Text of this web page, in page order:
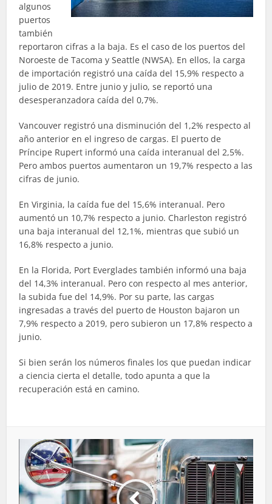
algunos
puertos
también
reportaron cifras a la baja. Es el caso de los puertos del
Noroeste de Tacoma y Seattle (NWSA). En ellos, la carga
de importación registró una caída del 15,9% respecto a
julio de 2019. Entre junio y julio, se reportó una
desesperanzadora caída del 0,7%.
Vancouver registró una disminución del 1,2% respecto al
año anterior en el ingreso de cargas. El puerto de
Príncipe Rupert informó una caída interanual del 2,5%.
Pero ambos puertos aumentaron un 19,7% respecto a las
cifras de junio.
En Virginia, la caída fue del 15,6% interanual. Pero
aumentó un 10,7% respecto a junio. Charleston registró
una baja interanual del 12,1%, mientras que subió un
16,8% respecto a junio.
En la Florida, Port Everglades también informó una baja
del 14,3% interanual. Pero con respecto al mes anterior,
la subida fue del 14,9%. Por su parte, las cargas
ingresadas a través del puerto de Houston bajaron un
7,9% respecto a 2019, pero subieron un 17,8% respecto a
junio.
Si bien serán los números finales los que puedan indicar
a ciencia cierta el detalle, todo apunta a que la
recuperación está en camino.